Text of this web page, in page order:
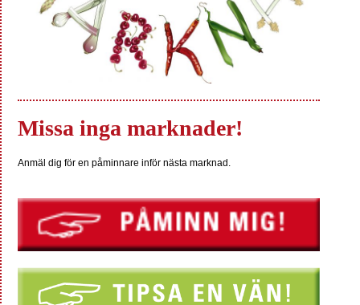
Missa inga marknader!
Anmäl dig för en påminnare inför nästa marknad.